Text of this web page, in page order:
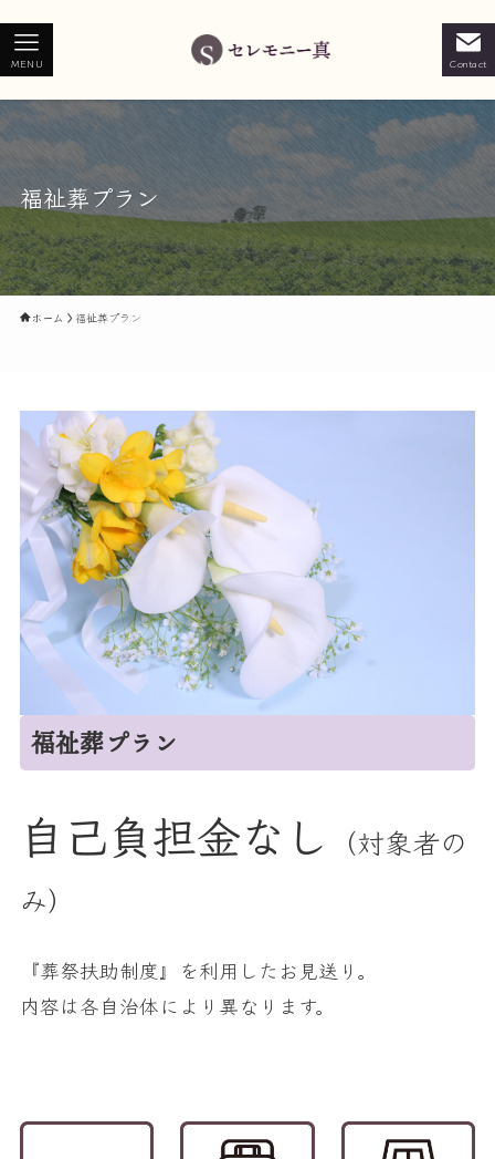
Contact
MENU
福祉葬プラン
ホーム 福祉葬プラン
福祉葬プラン
自己負担金なし
（対象者の
み）
『葬祭扶助制度』を利用したお見送り。
内容は各自治体により異なります。